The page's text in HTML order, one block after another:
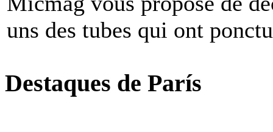
uns des tubes qui ont
Destaques de París